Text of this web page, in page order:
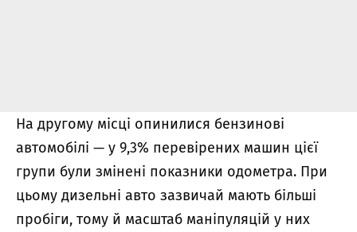
На другому місці опинилися бензинові
автомобілі — у 9,3% перевірених машин цієї
групи були змінені показники одометра. При
цьому дизельні авто зазвичай мають більші
пробіги, тому й масштаб маніпуляцій у них